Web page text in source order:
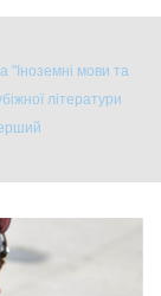
"Іноземні мови та
літератури